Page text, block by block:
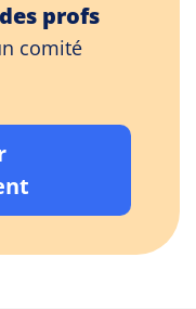
profs
comité